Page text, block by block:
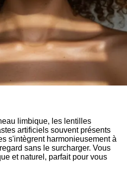
limbique, les lentilles
artificiels souvent présents
s'intègrent harmonieusement à
sans le surcharger. Vous
et naturel, parfait pour vous